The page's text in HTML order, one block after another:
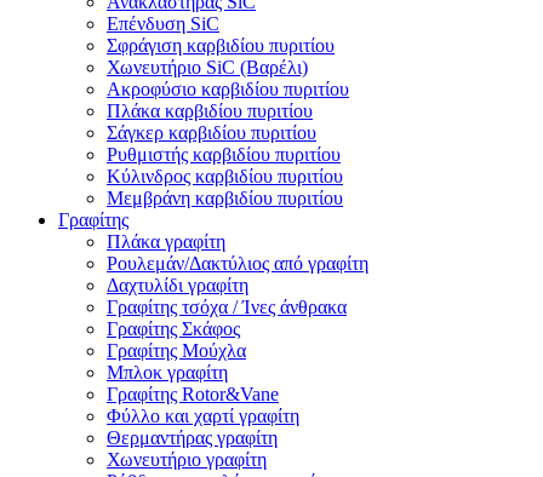
Επένδυση SiC
Σφράγιση καρβιδίου πυριτίου
Χωνευτήριο SiC (Βαρέλι)
Ακροφύσιο καρβιδίου πυριτίου
Πλάκα καρβιδίου πυριτίου
Σάγκερ καρβιδίου πυριτίου
Ρυθμιστής καρβιδίου πυριτίου
Κύλινδρος καρβιδίου πυριτίου
Μεμβράνη καρβιδίου πυριτίου
Γραφίτης
Πλάκα γραφίτη
Ρουλεμάν/Δακτύλιος από γραφίτη
Δαχτυλίδι γραφίτη
Γραφίτης τσόχα / Ίνες άνθρακα
Γραφίτης Σκάφος
Γραφίτης Μούχλα
Μπλοκ γραφίτη
Γραφίτης Rotor&Vane
Φύλλο και χαρτί γραφίτη
Θερμαντήρας γραφίτη
Χωνευτήριο γραφίτη